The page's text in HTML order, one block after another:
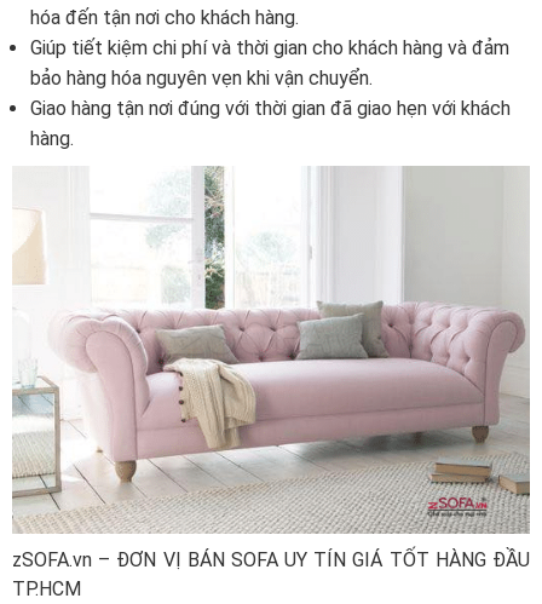
hóa đến tận nơi cho khách hàng.
Giúp tiết kiệm chi phí và thời gian cho khách hàng và đảm
bảo hàng hóa nguyên vẹn khi vận chuyển.
Giao hàng tận nơi đúng với thời gian đã giao hẹn với khách
hàng.
zSOFA.vn – ĐƠN VỊ BÁN SOFA UY TÍN GIÁ TỐT HÀNG ĐẦU
TP.HCM